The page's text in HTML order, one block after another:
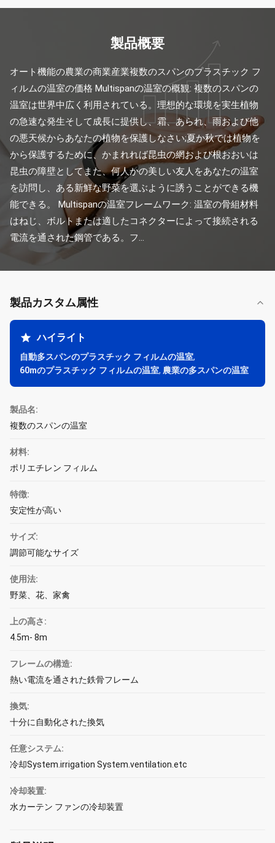
製品概要
オート機能の農業の商業産業複数のスパンのプラスチック フ
ィルムの温室の価格 Multispanの温室の概観: 複数のスパンの
温室は世界中広く利用されている。理想的な環境を実生植物
の急速な発生そして成長に提供し、霜、あられ、雨および他
の悪天候からあなたの植物を保護しなさい;夏か秋では植物を
から保護するために、かまれれば昆虫の網および根おおいは
昆虫の障壁としてまた、何人かの美しい友人をあなたの温室
を訪問し、ある新鮮な野菜を選ぶように誘うことができる機
能できる。 Multispanの温室フレームワーク: 温室の骨組材料
はねじ、ボルトまたは適したコネクターによって接続される
電流を通された鋼管である。フ...
製品カスタム属性
ハイライト
自動多スパンのプラスチック フィルムの温室,
60mのプラスチック フィルムの温室, 農業の多スパンの温室
製品名:
複数のスパンの温室
材料:
ポリエチレン フィルム
特徴:
安定性が高い
サイズ:
調節可能なサイズ
使用法:
野菜、花、家禽
上の高さ:
4.5m- 8m
フレームの構造:
熱い電流を通された鉄骨フレーム
換気:
十分に自動化された換気
任意システム:
冷却System.irrigation System.ventilation.etc
冷却装置:
水カーテン ファンの冷却装置